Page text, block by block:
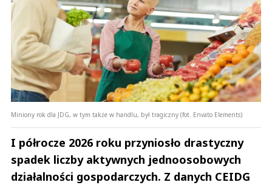
Miniony rok dla JDG, w tym także w handlu, był tragiczny (fot. Envato Elements)
I półrocze 2026 roku przyniosło drastyczny
spadek liczby aktywnych jednoosobowych
działalności gospodarczych. Z danych CEIDG